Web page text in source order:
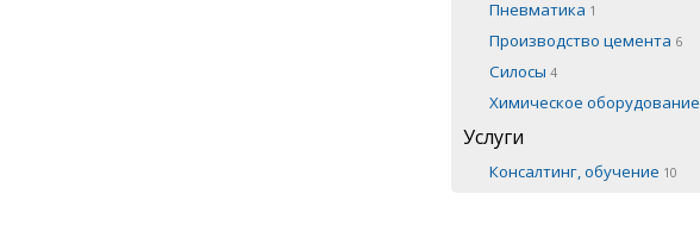
Пневматика 1
Производство цемента 6
Силосы 4
Химическое оборудование
Услуги
Консалтинг, обучение 10